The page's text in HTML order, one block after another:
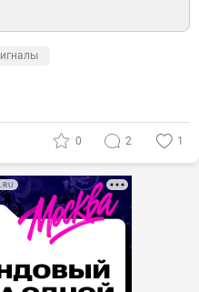
0 2 1